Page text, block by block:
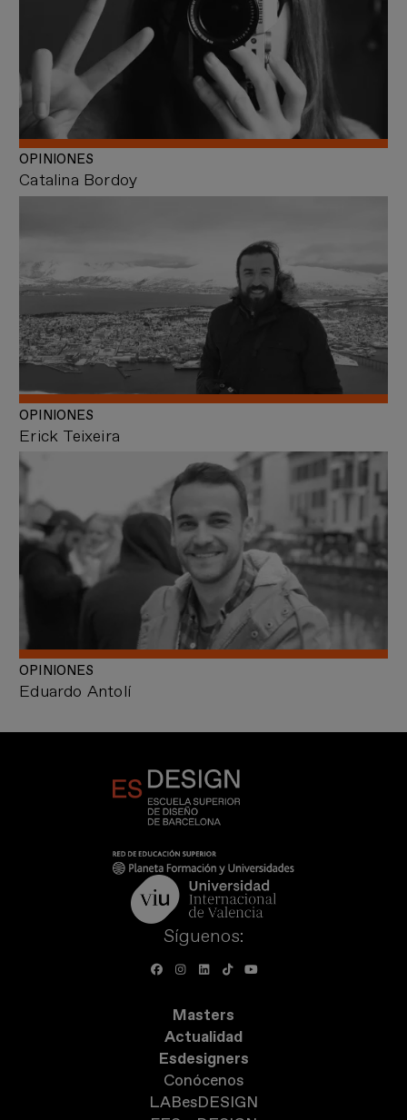
Catalina Bordoy
OPINIONES
Erick Teixeira
OPINIONES
Eduardo Antolí
OPINIONES
Síguenos:
Masters
Actualidad
Esdesigners
Conócenos
LABesDESIGN